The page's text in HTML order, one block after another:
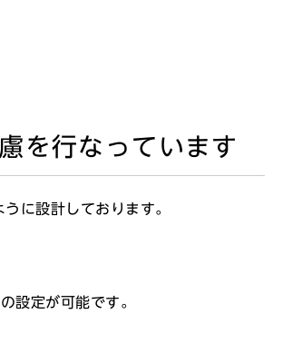
を行なっています
に設計しております。
設定が可能です。